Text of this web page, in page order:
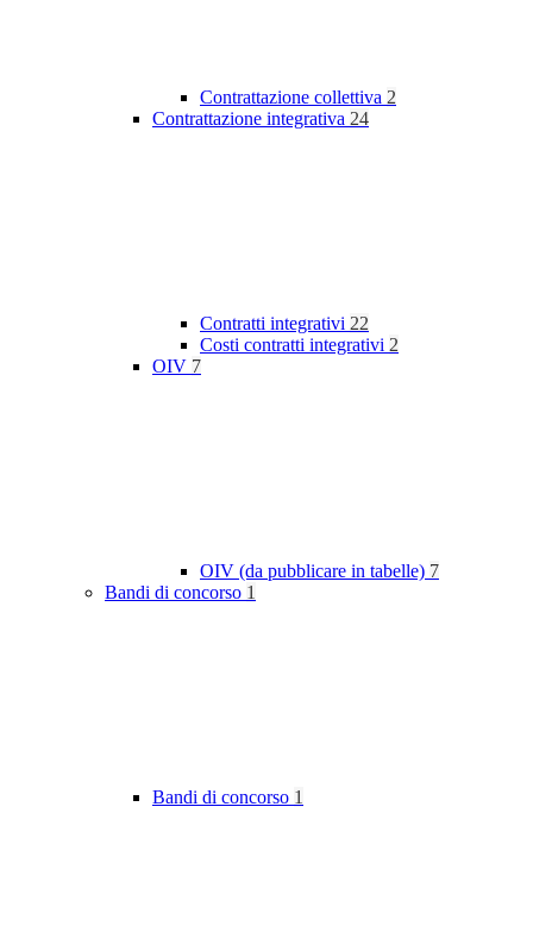
Contrattazione collettiva 2
Contrattazione integrativa 24
Contratti integrativi 22
Costi contratti integrativi 2
OIV 7
OIV (da pubblicare in tabelle) 7
Bandi di concorso 1
Bandi di concorso 1